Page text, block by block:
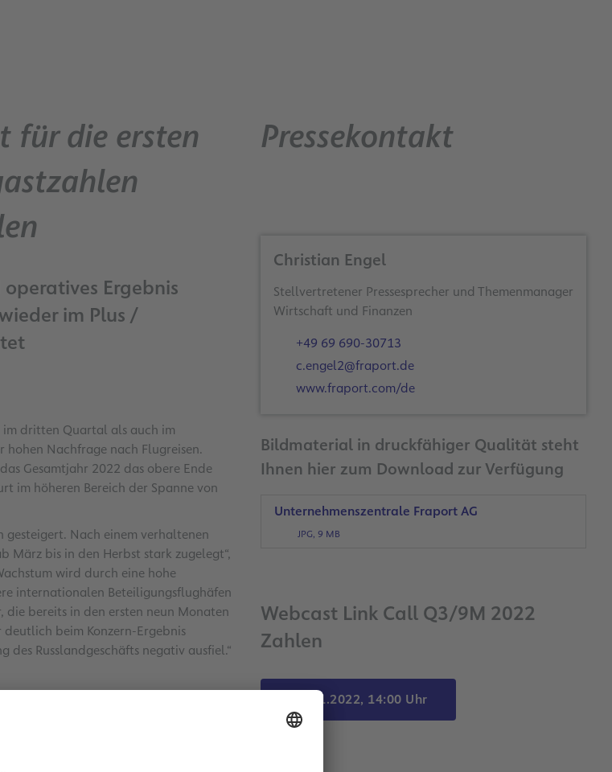
für die ersten
Ergebnis
im Plus /
dritten Quartal als auch im
Nachfrage nach Flugreisen.
Gesamtjahr 2022 das obere Ende
im höheren Bereich der Spanne von
gesteigert. Nach einem verhaltenen
März bis in den Herbst stark zugelegt“,
wird durch eine hohe
internationalen Beteiligungsflughäfen
bereits in den ersten neun Monaten
beim Konzern-Ergebnis
Russlandgeschäfts negativ ausfiel.“
von 35,9 Millionen
legte die Nachfrage
in mehreren Monaten des
Den Spitzenwert erreicht es mit
Pressekontakt
Christian Engel
Stellvertretener Pressesprecher und Themenmanager
Wirtschaft und Finanzen
+49 69 690-30713
c.engel2@fraport.de
www.fraport.com/de
Bildmaterial in druckfähiger Qualität steht
Ihnen hier zum Download zur Verfügung
Unternehmenszentrale Fraport AG
JPG, 9 MB
Webcast Link Call Q3/9M 2022
Zahlen
Ab 08.11.2022, 14:00 Uhr